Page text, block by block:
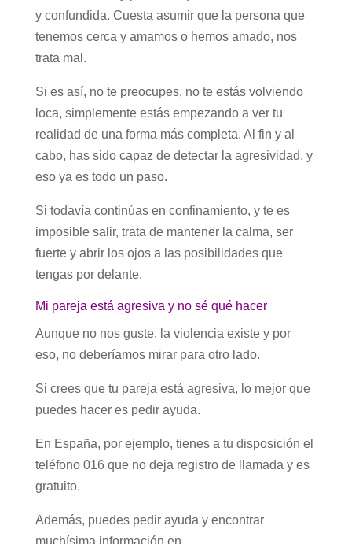
y confundida. Cuesta asumir que la persona que
tenemos cerca y amamos o hemos amado, nos
trata mal.
Si es así, no te preocupes, no te estás volviendo
loca, simplemente estás empezando a ver tu
realidad de una forma más completa. Al fin y al
cabo, has sido capaz de detectar la agresividad, y
eso ya es todo un paso.
Si todavía continúas en confinamiento, y te es
imposible salir, trata de mantener la calma, ser
fuerte y abrir los ojos a las posibilidades que
tengas por delante.
Mi pareja está agresiva y no sé qué hacer
Aunque no nos guste, la violencia existe y por
eso, no deberíamos mirar para otro lado.
Si crees que tu pareja está agresiva, lo mejor que
puedes hacer es pedir ayuda.
En España, por ejemplo, tienes a tu disposición el
teléfono 016 que no deja registro de llamada y es
gratuito.
Además, puedes pedir ayuda y encontrar
muchísima información en